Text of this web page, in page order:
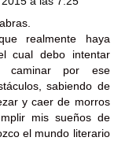
realmente haya
cual debo intentar
caminar por ese
sabiendo de
y caer de morros
mis sueños de
el mundo literario